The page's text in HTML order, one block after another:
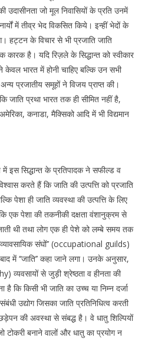
उदासीनता जो मूल निवासियों के प्रति उनमें
में तीव्र भेद विकसित किये। इन्हीं भेदों के
हट्टन के विचार से भी प्रजाति जाति
कारक है। यदि रिज़ले के सिद्धान्त को स्वीकार
केवल भारत में होनी चाहिए बल्कि उन सभी
प्रजातीय समूहों ने विजय प्राप्त की।
जाति प्रथा भारत तक ही सीमित नहीं है,
कनाडा, मैक्सिको आदि में भी विद्यमान
में इस सिद्धान्त के प्रतिपादक ने सफील्ड व
करते हैं कि जाति की उत्पत्ति को प्रजाति
पेशा ही जाति व्यवस्था की उत्पत्ति के लिए
एक पेशा की तकनीकी दक्षता वंशानुक्रम से
थी तथा लोग एक ही पेशे को लम्बे समय तक
संघों’’ (occupational guilds)
में ‘‘जाति’’ कहा जाने लगा। उनके अनुसार,
व्यवसायों से जुड़ी श्रेष्ठता व हीनता की
है कि किसी भी जाति का उच्च या निम्न दर्जा
उद्योग जिसका जाति प्रतिनिधित्व करती
की अवस्था से संबद्ध है। वे धातु शिल्पियों
बनाने वालों और धातु का प्रयोग न